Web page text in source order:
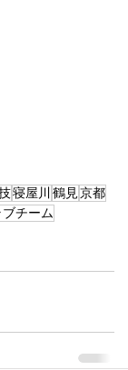
寝屋川 鶴見京都
チーム